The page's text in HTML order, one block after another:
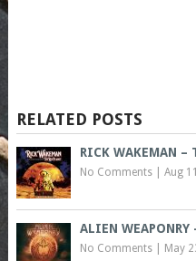
RELATED POSTS
RICK WAKEMAN –
No Comments| Aug
ALIEN WEAPONRY
No Comments| May